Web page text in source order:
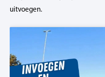
uitvoegen.